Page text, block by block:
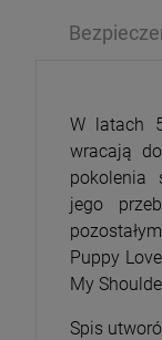
W latach
wracają
pokolenia
jego
Puppy
My
Spis